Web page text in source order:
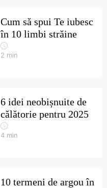
Cum să spui Te iubesc
în 10 limbi străine
2 min
6 idei neobișnuite de
călătorie pentru 2025
4 min
10 termeni de argou în